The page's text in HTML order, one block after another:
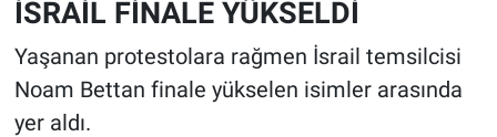
İSRAİL FİNALE YÜKSELDİ
Yaşanan protestolara rağmen İsrail temsilcisi
Noam Bettan finale yükselen isimler arasında
yer aldı.